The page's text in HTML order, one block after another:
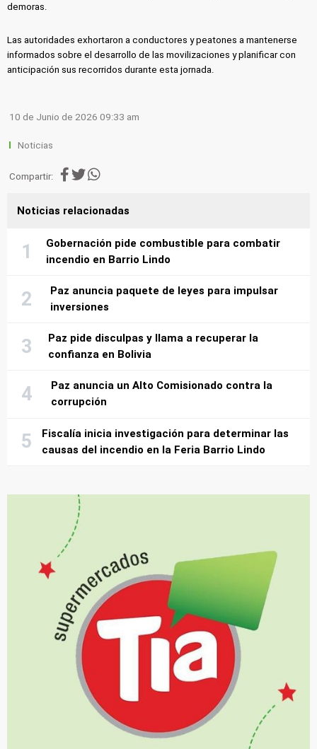
demoras.
Las autoridades exhortaron a conductores y peatones a mantenerse
informados sobre el desarrollo de las movilizaciones y planificar con
anticipación sus recorridos durante esta jornada.
10 de Junio de 2026 09:33 am
Noticias
Compartir:
Noticias relacionadas
Gobernación pide combustible para combatir
incendio en Barrio Lindo
Paz anuncia paquete de leyes para impulsar
inversiones
Paz pide disculpas y llama a recuperar la
confianza en Bolivia
Paz anuncia un Alto Comisionado contra la
corrupción
Fiscalía inicia investigación para determinar las
causas del incendio en la Feria Barrio Lindo